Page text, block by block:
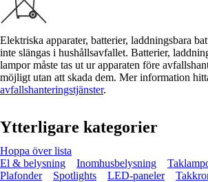
Elektriska apparater, batterier, laddningsbara
inte slängas i hushållsavfallet. Batterier,
lampor måste tas ut ur apparaten före
möjligt utan att skada dem. Mer information
avfallshanteringstjänster.
Ytterligare kategorier
Hoppa över lista
El & belysning
Inomhusbelysning
Plafonder
Spotlights LED-paneler